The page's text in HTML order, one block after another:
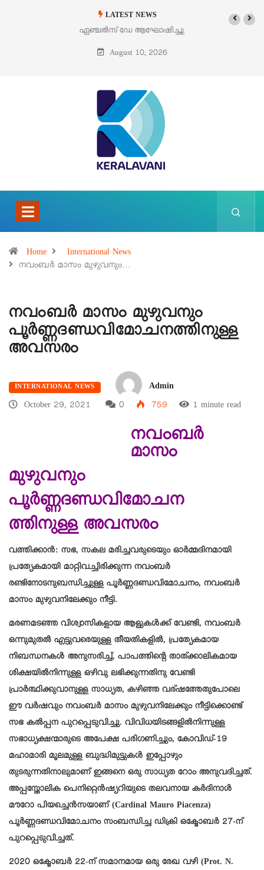
LATEST NEWS
ഏഞ്ചൽസ് ഡേ ആഘോഷിച്ചു ഓഗസ്റ്റ് 9 – വിശുദ്ധ തെരേസ
ബെനഡിക്ട ഓഫ് ദ ക്രോസ്
August 10, 2026
Home
International News
നവംബർ മാസം മുഴുവനും…
നവംബർ മാസം മുഴുവനും
പൂർണ്ണദണ്ഡവിമോചനത്തിനുള്ള
അവസരം
INTERNATIONAL NEWS
Admin
October 29, 2021
0 759 1 minute read
നവംബർ
മാസം
മുഴുവനും
പൂർണ്ണദണ്ഡവിമോചന
ത്തിനുള്ള അവസരം
വത്തിക്കാൻ: സഭ, സകല മരിച്ചവരുടെയും ഓർമ്മദിനമായി
പ്രത്യേകമായി മാറ്റിവച്ചിരിക്കുന്ന നവംബർ
രണ്ടിനോടനുബന്ധിച്ചുള്ള പൂർണ്ണദണ്ഡവിമോചനം, നവംബർ
മാസം മുഴുവനിലേക്കും നീട്ടി.
മരണമടഞ്ഞ വിശ്വാസികളായ ആളുകൾക്ക് വേണ്ടി, നവംബർ
ഒന്നുമുതൽ എട്ടുവരെയുള്ള തീയതികളിൽ, പ്രത്യേകമായ
നിബന്ധനകൾ അനുസരിച്ച്, പാപത്തിന്റെ താത്ക്കാലികമായ
ശിക്ഷയിൽനിന്നുള്ള ഒഴിവു ലഭിക്കുന്നതിനു വേണ്ടി
പ്രാർത്ഥിക്കുവാനുള്ള സാധ്യത, കഴിഞ്ഞ വര്ഷത്തേതുപോലെ
ഈ വർഷവും നവംബർ മാസം മുഴുവനിലേക്കും നീട്ടിക്കൊണ്ട്
സഭ കൽപ്പന പുറപ്പെടുവിച്ചു. വിവിധയിടങ്ങളിൽനിന്നുള്ള
സഭാധ്യക്ഷന്മാരുടെ അപേക്ഷ പരിഗണിച്ചും, കോവിഡ്-19
മഹാമാരി മൂലമുള്ള ബുദ്ധിമുട്ടുകൾ ഇപ്പോഴും
തുടരുന്നതിനാലുമാണ് ഇങ്ങനെ ഒരു സാധ്യത റോം അനുവദിച്ചത്.
അപ്പസ്തോലിക പെനിറ്റെൻഷ്യറിയുടെ തലവനായ കർദിനാൾ
മൗറോ പിയച്ചെൻസയാണ് (Cardinal Mauro Piacenza)
പൂർണ്ണദണ്ഡവിമോചനം സംബന്ധിച്ച ഡിക്രി ഒക്ടോബർ 27-ന്
പുറപ്പെടുവിച്ചത്.
2020 ഒക്ടോബർ 22-ന് സമാനമായ ഒരു രേഖ വഴി (Prot. N.